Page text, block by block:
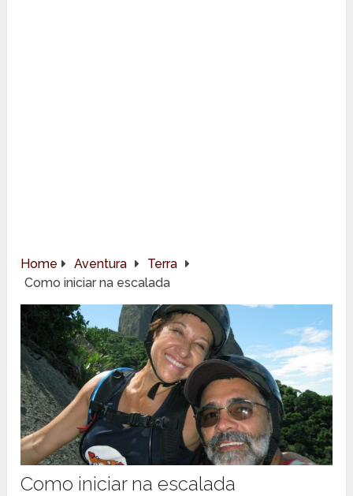
Home Aventura
Terra
Como iniciar na escalada
Como iniciar na escalada